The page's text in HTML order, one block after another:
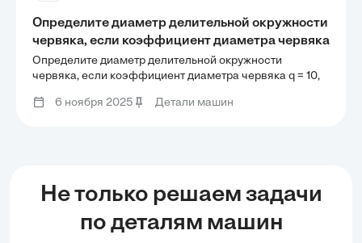
Определите диаметр делительной окружности
червяка, если коэффициент диаметра червяка
q = 10, модуль зубчатого зацепления m = 4 мм.
Определите диаметр делительной окружности
червяка, если коэффициент диаметра червяка q = 10,
6 ноября 2025
Детали машин
Не только решаем задачи
по деталям машин